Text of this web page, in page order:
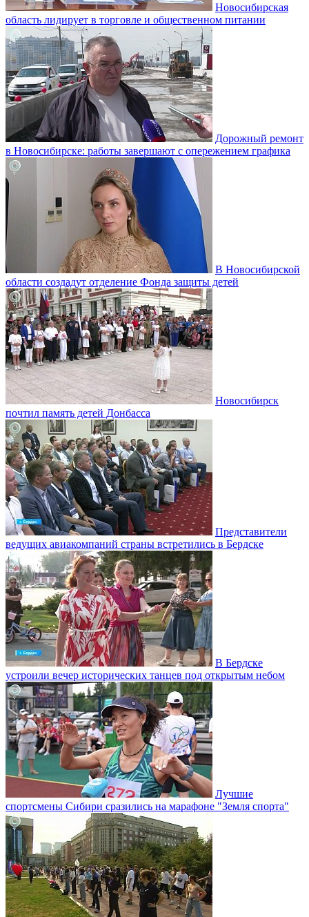
Новосибирская
область лидирует в торговле и общественном питании
Дорожный ремонт
в Новосибирске: работы завершают с опережением графика
В Новосибирской
области создадут отделение Фонда защиты детей
Новосибирск
почтил память детей Донбасса
Представители
ведущих авиакомпаний страны встретились в Бердске
В Бердске
устроили вечер исторических танцев под открытым небом
Лучшие
спортсмены Сибири сразились на марафоне "Земля спорта"